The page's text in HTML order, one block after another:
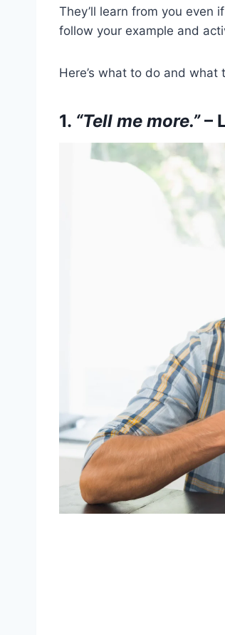
They’ll learn from you even
follow your example and
Here’s what to do and what
1. “Tell me more.”–